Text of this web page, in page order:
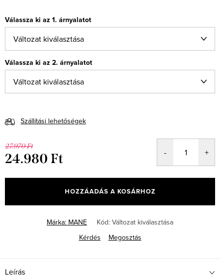
Válassza ki az 1. árnyalatot
Válassza ki az 2. árnyalatot
Szállítási lehetőségek
27.970 Ft
24.980 Ft
HOZZÁADÁS A KOSÁRHOZ
Márka: MANE Kód: Változat kiválasztása
Kérdés
Megosztás
Leírás